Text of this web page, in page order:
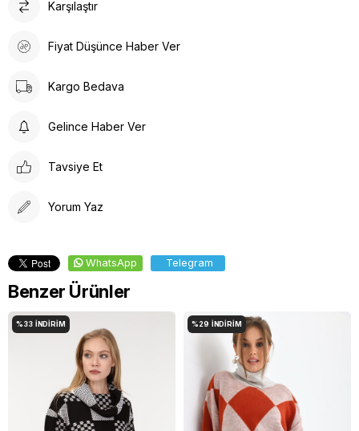
Karşılaştır
Fiyat Düşünce Haber Ver
Kargo Bedava
Gelince Haber Ver
Tavsiye Et
Yorum Yaz
WhatsApp Telegram
Benzer Ürünler
%33 İNDIRIM %29 İNDIRIM